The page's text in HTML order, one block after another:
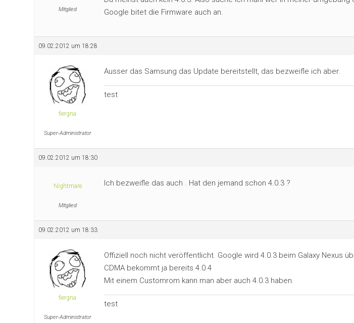
Mitglied
Google bitet die Firmware auch an.
09.02.2012 um 18:28
fiergna
Super-Administrator
Ausser das Samsung das Update bereitstellt, das bezweifle ich aber.
test
09.02.2012 um 18:30
Nightmare
Mitglied
Ich bezweifle das auch . Hat den jemand schon 4.0.3 ?
09.02.2012 um 18:33
fiergna
Super-Administrator
Offiziell noch nicht veröffentlicht. Google wird 4.0.3 beim Galaxy Nexus
CDMA bekommt ja bereits 4.0.4
Mit einem Customrom kann man aber auch 4.0.3 haben.
test